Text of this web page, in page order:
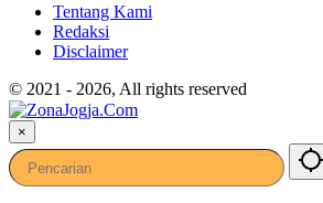
Tentang Kami
Redaksi
Disclaimer
© 2021 - 2026, All rights reserved
×